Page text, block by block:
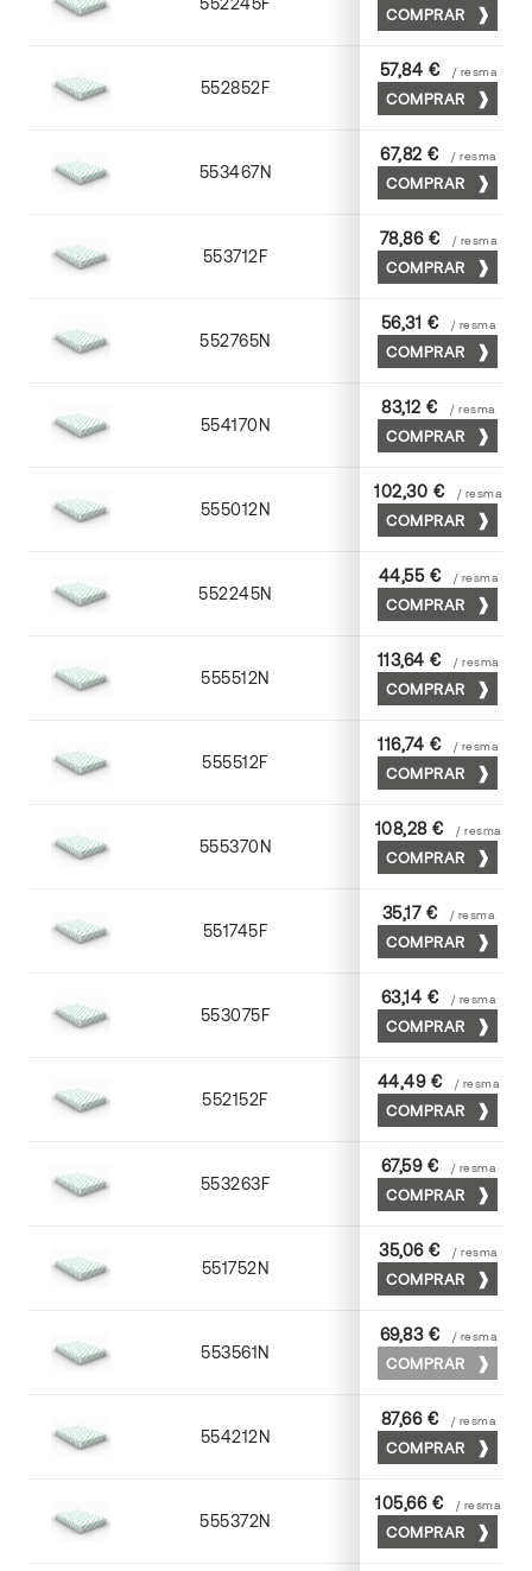
COMPRAR
552852F 52 x 70
57,84 € / resma
COMPRAR
553467N 65 x 90
67,82 € / resma
COMPRAR
553712F 72 x 102
78,86 € / resma
COMPRAR
552765N 65 x 90
56,31 € / resma
COMPRAR
554170N 70 x 100
83,12 € / resma
COMPRAR
555012N 72 x 102
102,30 € / resma
COMPRAR
552245N 45 x 64
44,55 € / resma
COMPRAR
555512N 72 x 102
113,64 € / resma
COMPRAR
555512F 72 x 102
116,74 € / resma
COMPRAR
555370N 70 x 100
108,28 € / resma
COMPRAR
551745F 45 x 64
35,17 € / resma
COMPRAR
553075F 75 x 53
63,14 € / resma
COMPRAR
552152F 52 x 70
44,49 € / resma
COMPRAR
553263F 63 x 88
67,59 € / resma
COMPRAR
551752N 52 x 70
35,06 € / resma
COMPRAR
553561N 63 x 88
69,83 € / resma
COMPRAR
554212N 72 x 102
87,66 € / resma
COMPRAR
555372N 70 x 100
105,66 € / resma
COMPRAR